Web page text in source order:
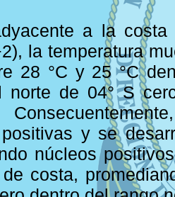
a la costa
la temperatura
28 °C y 25 °C
norte de 04° S
y se
núcleos
costa,